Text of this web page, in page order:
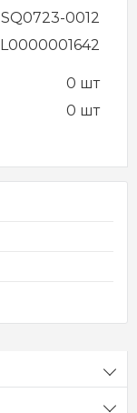
SQ0723-0012
L0000001642
0 шт
0 шт